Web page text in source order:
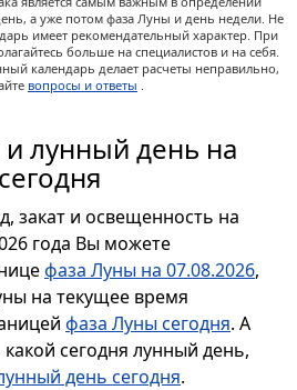
а уже потом фаза Луны и день недели. Не
имеет рекомендательный характер. При
больше на специалистов и на себя.
календарь делает расчеты неправильно,
вопросы и ответы .
лунный день на
сегодня
закат и освещенность на
года Вы можете
фаза Луны на 07.08.2026,
на текущее время
фаза Луны сегодня. А
сегодня лунный день,
день сегодня.